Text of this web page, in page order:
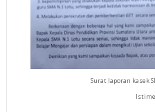
Surat laporan kasek